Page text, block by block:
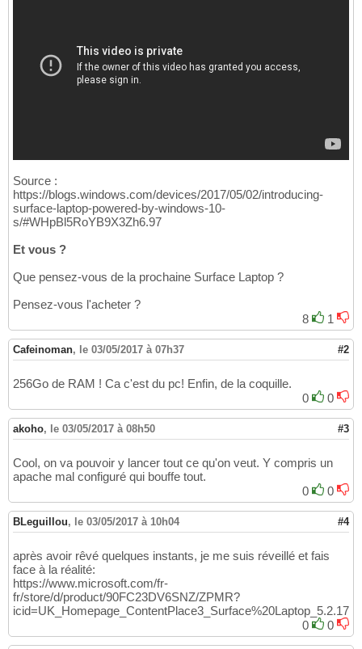
Source :
https://blogs.windows.com/devices/2017/05/02/introducing-
surface-laptop-powered-by-windows-10-
s/#WHpBl5RoYB9X3Zh6.97
Et vous ?
Que pensez-vous de la prochaine Surface Laptop ?
Pensez-vous l'acheter ?
8
1
Cafeinoman, le 03/05/2017 à 07h37 #2
256Go de RAM ! Ca c'est du pc! Enfin, de la coquille.
0
0
akoho, le 03/05/2017 à 08h50 #3
Cool, on va pouvoir y lancer tout ce qu'on veut. Y compris un
apache mal configuré qui bouffe tout.
0
0
BLeguillou, le 03/05/2017 à 10h04 #4
après avoir rêvé quelques instants, je me suis réveillé et fais
face à la réalité:
https://www.microsoft.com/fr-
fr/store/d/product/90FC23DV6SNZ/ZPMR?
icid=UK_Homepage_ContentPlace3_Surface%20Laptop_5.2.17
0
0